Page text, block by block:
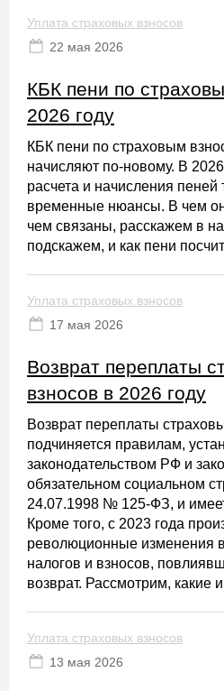
Уплата страховых взносов
22 мая 2026
КБК пени по
2026 году
КБК пени по страховым
начисляют по-новому. В
расчета и начисления пеней
временные нюансы. В чем
чем связаны, расскажем в
подскажем, и как пени
Уплата страховых взносов
17 мая 2026
Возврат переплаты
взносов в 2026 году
Возврат переплаты
подчиняется правилам,
законодательством РФ и
обязательном социальном
24.07.1998 № 125-ФЗ, и
Кроме того, с 2023 года
революционные изменения
налогов и взносов,
возврат. Рассмотрим, какие
Уплата страховых взносов
13 мая 2026